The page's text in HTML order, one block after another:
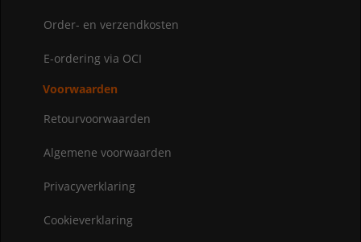
Order- en verzendkosten
E-ordering via OCI
Voorwaarden
Retourvoorwaarden
Algemene voorwaarden
Privacyverklaring
Cookieverklaring